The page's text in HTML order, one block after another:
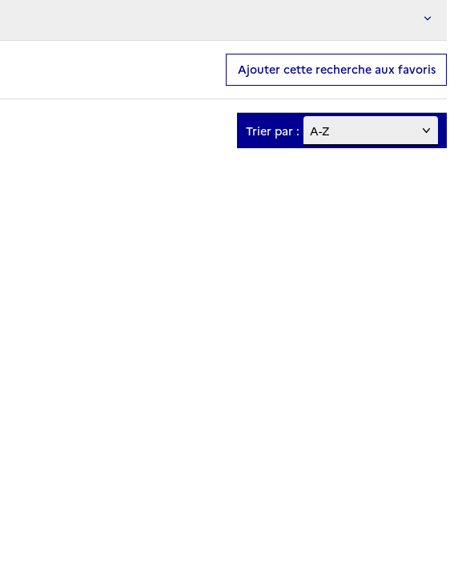
Ajouter cette recherche aux favoris
Trier par :